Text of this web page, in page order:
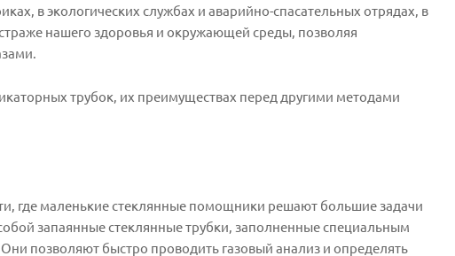
в экологических службах и аварийно-спасательных отрядах, в
нашего здоровья и окружающей среды, позволяя
трубок, их преимуществах перед другими методами
где маленькие стеклянные помощники решают большие задачи
запаянные стеклянные трубки, заполненные специальным
позволяют быстро проводить газовый анализ и определять